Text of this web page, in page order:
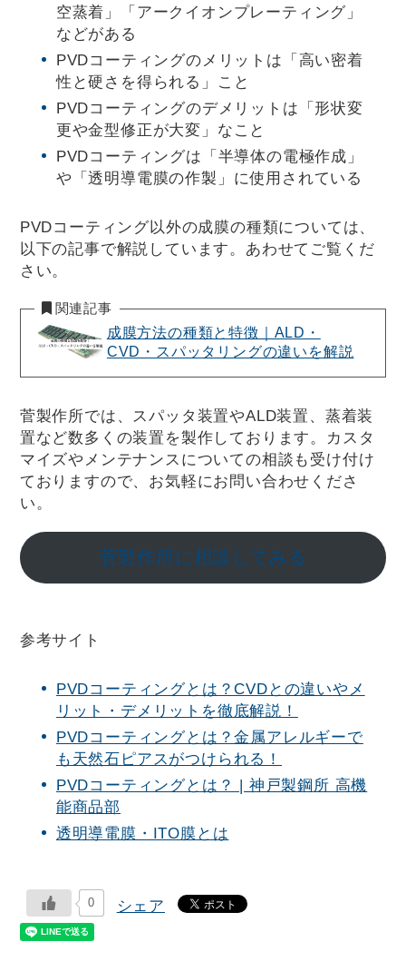
空蒸着」「アークイオンプレーティング」
などがある
PVDコーティングのメリットは「高い密着
性と硬さを得られる」こと
PVDコーティングのデメリットは「形状変
更や金型修正が大変」なこと
PVDコーティングは「半導体の電極作成」
や「透明導電膜の作製」に使用されている
PVDコーティング以外の成膜の種類については、
以下の記事で解説しています。あわせてご覧くだ
さい。
関連記事
成膜方法の種類と特徴｜ALD・
CVD・スパッタリングの違いを解説
菅製作所では、スパッタ装置やALD装置、蒸着装
置など数多くの装置を製作しております。カスタ
マイズやメンテナンスについての相談も受け付け
ておりますので、お気軽にお問い合わせくださ
い。
菅製作所に相談してみる
参考サイト
PVDコーティングとは？CVDとの違いやメ
リット・デメリットを徹底解説！
PVDコーティングとは？金属アレルギーで
も天然石ピアスがつけられる！
PVDコーティングとは？ | 神戸製鋼所 高機
能商品部
透明導電膜・ITO膜とは
0 シェア